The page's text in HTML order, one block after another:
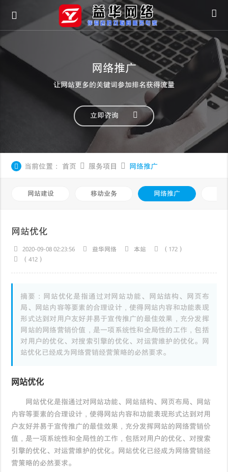
网络推广
让网站更多的关键词参加排名获得流量
立即咨询
当前位置： 首页 服务项目 网络推广
网站建设 移动业务 网络推广
网站优化
2020-09-08 02:23:56 益华网络 本站
（172）
（412）
摘要：网站优化是指通过对网站功能、网站结构、网页布
局、网站内容等要素的合理设计，使得网站内容和功能表现
形式达到对用户友好并易于宣传推广的最佳效果，充分发挥
网站的网络营销价值，是一项系统性和全局性的工作，包括
对用户的优化、对搜索引擎的优化、对运营维护的优化。网
站优化已经成为网络营销经营策略的必然要求。
网站优化
网站优化是指通过对网站功能、网站结构、网页布局、网站
内容等要素的合理设计，使得网站内容和功能表现形式达到对用
户友好并易于宣传推广的最佳效果，充分发挥网站的网络营销价
值，是一项系统性和全局性的工作，包括对用户的优化、对搜索
引擎的优化、对运营维护的优化。网站优化已经成为网络营销经
营策略的必然要求。